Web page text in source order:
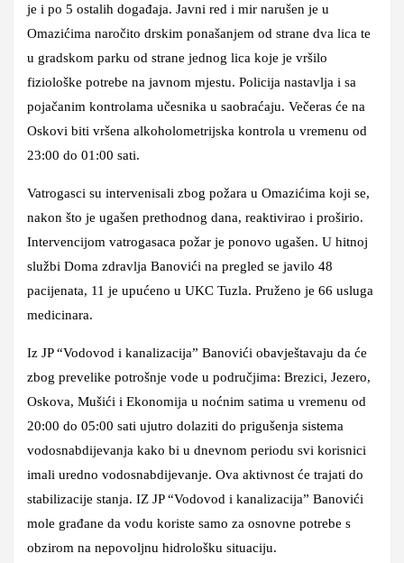
je i po 5 ostalih događaja. Javni red i mir narušen je u
Omazićima naročito drskim ponašanjem od strane dva lica te
u gradskom parku od strane jednog lica koje je vršilo
fiziološke potrebe na javnom mjestu. Policija nastavlja i sa
pojačanim kontrolama učesnika u saobraćaju. Večeras će na
Oskovi biti vršena alkoholometrijska kontrola u vremenu od
23:00 do 01:00 sati.
Vatrogasci su intervenisali zbog požara u Omazićima koji se,
nakon što je ugašen prethodnog dana, reaktivirao i proširio.
Intervencijom vatrogasaca požar je ponovo ugašen. U hitnoj
službi Doma zdravlja Banovići na pregled se javilo 48
pacijenata, 11 je upućeno u UKC Tuzla. Pruženo je 66 usluga
medicinara.
Iz JP “Vodovod i kanalizacija” Banovići obavještavaju da će
zbog prevelike potrošnje vode u područjima: Brezici, Jezero,
Oskova, Mušići i Ekonomija u noćnim satima u vremenu od
20:00 do 05:00 sati ujutro dolaziti do prigušenja sistema
vodosnabdijevanja kako bi u dnevnom periodu svi korisnici
imali uredno vodosnabdijevanje. Ova aktivnost će trajati do
stabilizacije stanja. IZ JP “Vodovod i kanalizacija” Banovići
mole građane da vodu koriste samo za osnovne potrebe s
obzirom na nepovoljnu hidrološku situaciju.